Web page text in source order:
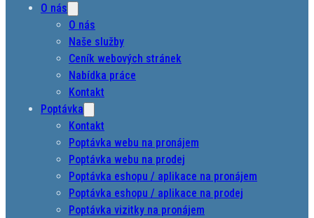
O nás
O nás
Naše služby
Ceník webových stránek
Nabídka práce
Kontakt
Poptávka
Kontakt
Poptávka webu na pronájem
Poptávka webu na prodej
Poptávka eshopu / aplikace na pronájem
Poptávka eshopu / aplikace na prodej
Poptávka vizitky na pronájem